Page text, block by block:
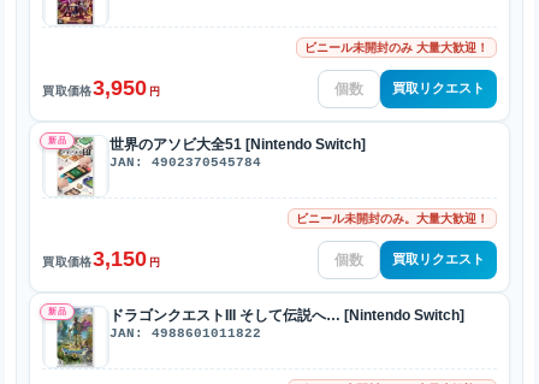
ビニール未開封のみ 大量大歓迎！
買取価格3,950 円 買取リクエスト
新品 世界のアソビ大全51 [Nintendo Switch]
JAN: 4902370545784
ビニール未開封のみ。大量大歓迎！
買取価格3,150 円 買取リクエスト
新品 ドラゴンクエストIII そして伝説へ… [Nintendo Switch]
JAN: 4988601011822